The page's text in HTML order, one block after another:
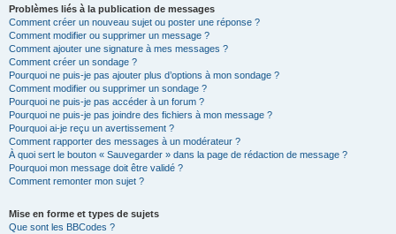
Problèmes liés à la publication de messages
Comment créer un nouveau sujet ou poster une réponse ?
Comment modifier ou supprimer un message ?
Comment ajouter une signature à mes messages ?
Comment créer un sondage ?
Pourquoi ne puis-je pas ajouter plus d’options à mon sondage ?
Comment modifier ou supprimer un sondage ?
Pourquoi ne puis-je pas accéder à un forum ?
Pourquoi ne puis-je pas joindre des fichiers à mon message ?
Pourquoi ai-je reçu un avertissement ?
Comment rapporter des messages à un modérateur ?
À quoi sert le bouton « Sauvegarder » dans la page de rédaction de message ?
Pourquoi mon message doit être validé ?
Comment remonter mon sujet ?
Mise en forme et types de sujets
Que sont les BBCodes ?